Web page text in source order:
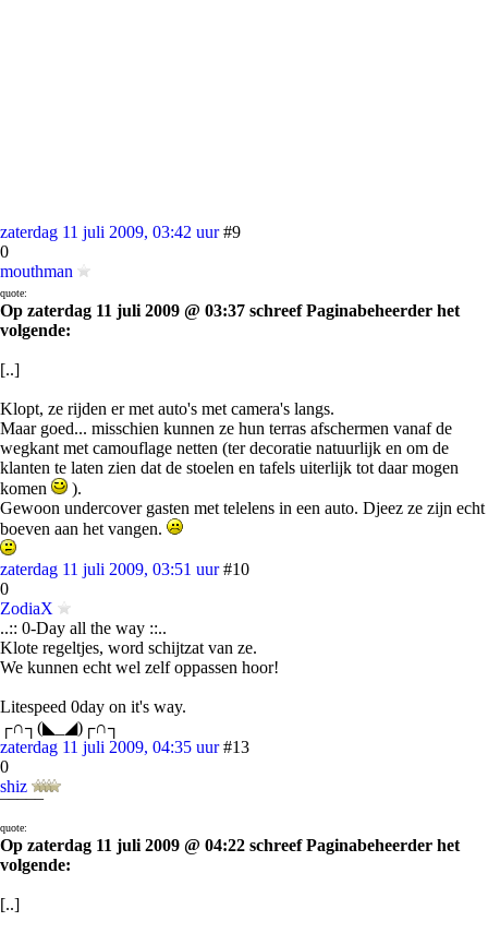
zaterdag 11 juli 2009, 03:42 uur #9
0
mouthman
quote:
Op zaterdag 11 juli 2009 @ 03:37 schreef Paginabeheerder het
volgende:
[..]
Klopt, ze rijden er met auto's met camera's langs.
Maar goed... misschien kunnen ze hun terras afschermen vanaf de
wegkant met camouflage netten (ter decoratie natuurlijk en om de
klanten te laten zien dat de stoelen en tafels uiterlijk tot daar mogen
komen
).
Gewoon undercover gasten met telelens in een auto. Djeez ze zijn echt
boeven aan het vangen.
zaterdag 11 juli 2009, 03:51 uur #10
0
ZodiaX
..:: 0-Day all the way ::..
Klote regeltjes, word schijtzat van ze.
We kunnen echt wel zelf oppassen hoor!
Litespeed 0day on it's way.
┌∩┐(◣_◢)┌∩┐
zaterdag 11 juli 2009, 04:35 uur #13
0
shiz
¯¯¯¯¯
quote:
Op zaterdag 11 juli 2009 @ 04:22 schreef Paginabeheerder het
volgende:
[..]